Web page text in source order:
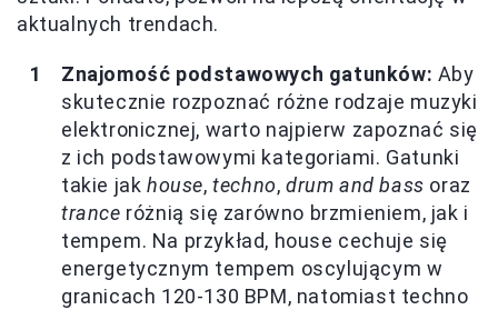
aktualnych trendach.
Znajomość podstawowych gatunków: Aby
skutecznie rozpoznać różne rodzaje muzyki
elektronicznej, warto najpierw zapoznać się
z ich podstawowymi kategoriami. Gatunki
takie jak house,techno,drum and bass oraz
trance różnią się zarówno brzmieniem, jak i
tempem. Na przykład, house cechuje się
energetycznym tempem oscylującym w
granicach 120-130 BPM, natomiast techno